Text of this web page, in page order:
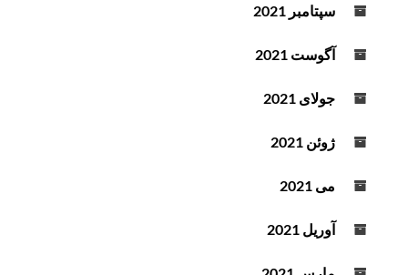
سپتامبر 2021
آگوست 2021
جولای 2021
ژوئن 2021
می 2021
آوریل 2021